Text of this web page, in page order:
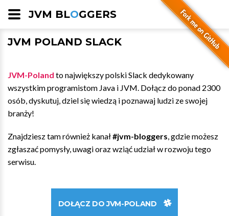
JVM BLOGGERS
JVM POLAND SLACK
JVM-Poland to największy polski Slack dedykowany
wszystkim programistom Java i JVM. Dołącz do ponad 2300
osób, dyskutuj, dziel się wiedzą i poznawaj ludzi ze swojej
branży!
Znajdziesz tam również kanał#jvm-bloggers, gdzie możesz
zgłaszać pomysły, uwagi oraz wziąć udział w rozwoju tego
serwisu.
DOŁĄCZ DO JVM-POLAND